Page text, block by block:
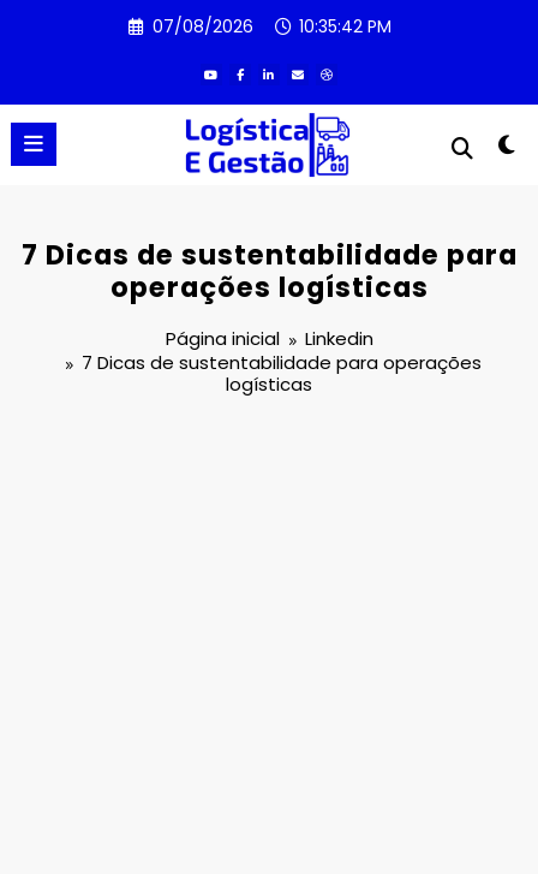
07/08/2026 10:35:43 PM
7 Dicas de sustentabilidade para
operações logísticas
Página inicial
Linkedin
7 Dicas de sustentabilidade para operações
logísticas